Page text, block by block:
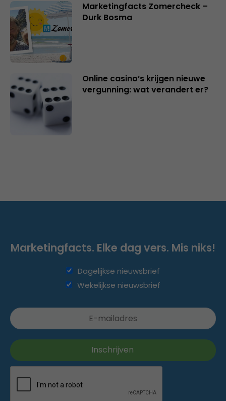
Marketingfacts Zomercheck –
Durk Bosma
Online casino’s krijgen nieuwe
vergunning: wat verandert er?
Marketingfacts. Elke dag vers. Mis niks!
Dagelijkse nieuwsbrief
Wekelijkse nieuwsbrief